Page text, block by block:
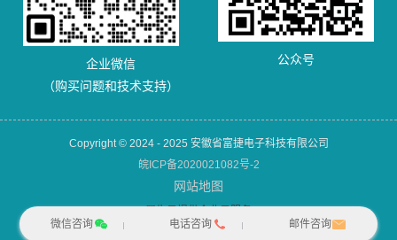
企业微信
（购买问题和技术支持）
公众号
Copyright © 2024 - 2025 安徽省富捷电子科技有限公司
皖ICP备2020021082号-2
网站地图
微信咨询
电话咨询 邮件咨询